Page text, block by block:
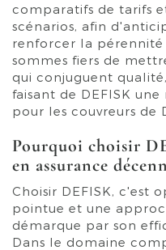
comparatifs de tarifs
scénarios, afin
renforcer la pérennité
sommes fiers de
qui conjuguent
faisant de DEFISK
pour les couvreurs de
Pourquoi choisir
en assurance
Choisir DEFISK, c'est
pointue et une
démarque par son
Dans le domaine